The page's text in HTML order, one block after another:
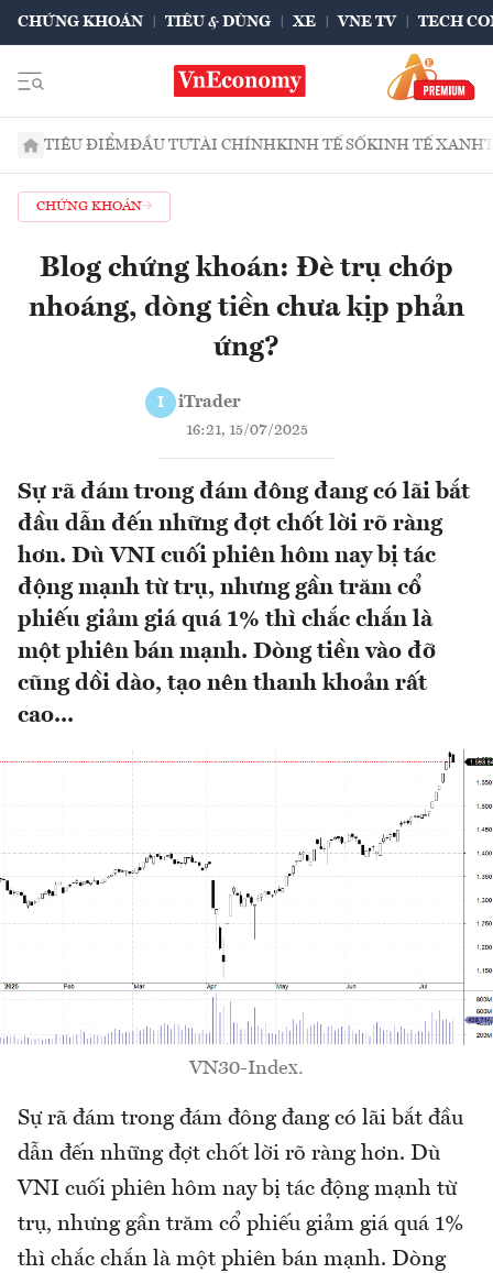
CHỨNG KHOÁN TIÊU & DÙNG XE VNE TV TECH
TIÊU ĐIỂMĐẦU TƯTÀI CHÍNHKINH TẾ SỐKINH TẾ XANH
CHỨNG KHOÁN
Blog chứng khoán: Đè trụ chớp
nhoáng, dòng tiền chưa kịp phản
ứng?
I iTrader
16:21, 15/07/2025
Sự rã đám trong đám đông đang có lãi bắt
đầu dẫn đến những đợt chốt lời rõ ràng
hơn. Dù VNI cuối phiên hôm nay bị tác
động mạnh từ trụ, nhưng gần trăm cổ
phiếu giảm giá quá 1% thì chắc chắn là
một phiên bán mạnh. Dòng tiền vào đỡ
cũng dồi dào, tạo nên thanh khoản rất
cao...
VN30-Index.
Sự rã đám trong đám đông đang có lãi bắt đầu
dẫn đến những đợt chốt lời rõ ràng hơn. Dù
VNI cuối phiên hôm nay bị tác động mạnh từ
trụ, nhưng gần trăm cổ phiếu giảm giá quá 1%
thì chắc chắn là một phiên bán mạnh. Dòng